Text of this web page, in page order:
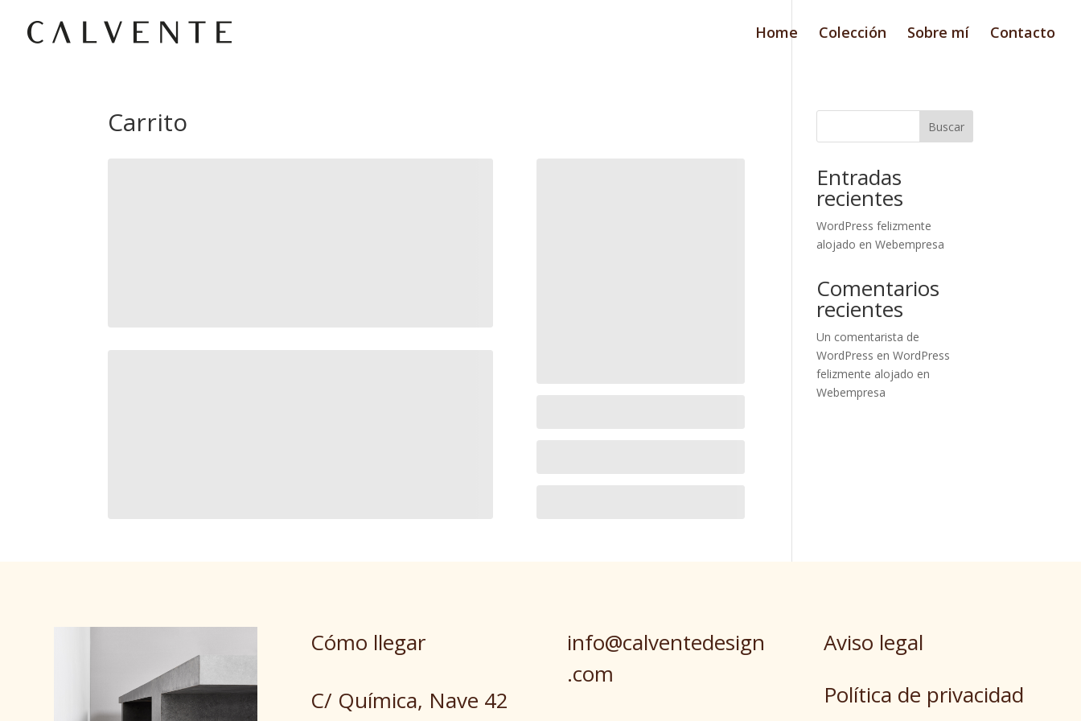
Home Colección Sobre mí Contacto
Carrito Buscar
Entradas
recientes
WordPress felizmente
alojado en Webempresa
Comentarios
recientes
Un comentarista de
WordPress enWordPress
felizmente alojado en
Webempresa
Cómo llegar
C/ Química, Nave 42
info@calventedesign
.com
Aviso legal
Política de privacidad